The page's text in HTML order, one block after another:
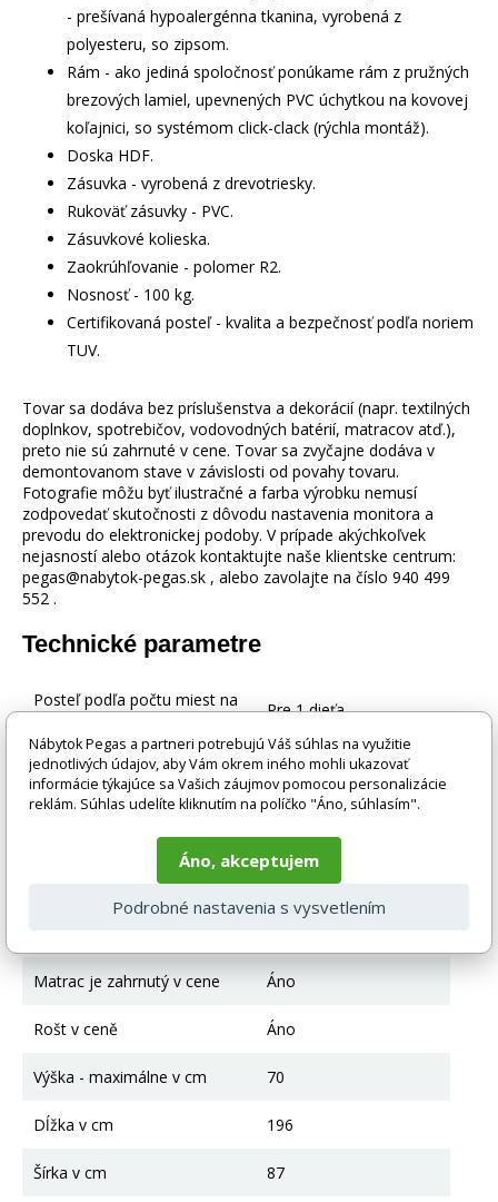
- prešívaná hypoalergénna tkanina, vyrobená z
polyesteru, so zipsom.
Rám - ako jediná spoločnosť ponúkame rám z pružných
brezových lamiel, upevnených PVC úchytkou na kovovej
koľajnici, so systémom click-clack (rýchla montáž).
Doska HDF.
Zásuvka - vyrobená z drevotriesky.
Rukoväť zásuvky - PVC.
Zásuvkové kolieska.
Zaokrúhľovanie - polomer R2.
Nosnosť - 100 kg.
Certifikovaná posteľ - kvalita a bezpečnosť podľa noriem
TUV.
Tovar sa dodáva bez príslušenstva a dekorácií (napr. textilných
doplnkov, spotrebičov, vodovodných batérií, matracov atď.),
preto nie sú zahrnuté v cene. Tovar sa zvyčajne dodáva v
demontovanom stave v závislosti od povahy tovaru.
Fotografie môžu byť ilustračné a farba výrobku nemusí
zodpovedať skutočnosti z dôvodu nastavenia monitora a
prevodu do elektronickej podoby. V prípade akýchkoľvek
nejasností alebo otázok kontaktujte naše klientske centrum:
pegas@nabytok-pegas.sk , alebo zavolajte na číslo 940 499
552 .
Technické parametre
Posteľ podľa počtu miest na
Pre 1 dieťa
Typ postele Klasická posteľ
Farebné prevedenie Biela
Drevo + HDF
Posteľ s úložným
Matrac je zahrnutý v cene Áno
Rošt v ceně Áno
Výška - maximálne v cm 70
Dĺžka v cm 196
Šírka v cm 87
Nábytok Pegas a partneri potrebujú Váš súhlas na využitie
jednotlivých údajov, aby Vám okrem iného mohli ukazovať
informácie týkajúce sa Vašich záujmov pomocou personalizácie
reklám. Súhlas udelíte kliknutím na políčko "Áno, súhlasím".
Áno, akceptujem
Podrobné nastavenia s vysvetlením